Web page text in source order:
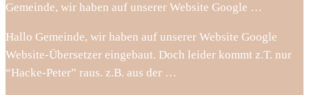
Gemeinde, wir haben auf unserer Website Google …
Hallo Gemeinde, wir haben auf unserer Website Google
Website-Übersetzer eingebaut. Doch leider kommt z.T. nur
“Hacke-Peter” raus. z.B. aus der …